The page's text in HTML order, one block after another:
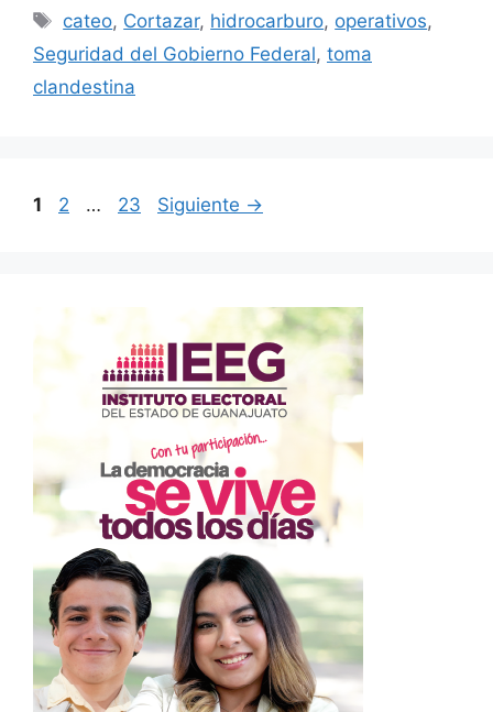
Etiquetas
cateo, Cortazar, hidrocarburo, operativos,
Seguridad del Gobierno Federal, toma
clandestina
Página
1 Página
2 … Página
23 Siguiente →